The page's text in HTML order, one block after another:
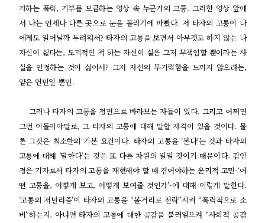
가하는 폭력, 기부를 모금하는 영상 속 누군가의 고통. 그러한 영상 앞에
서 나는 언제나 다른 곳으로 눈을 돌리기에 바빴다. 저 타자의 고통이 나
에게도 일어날까 두려워서? 타자의 고통을 보면서 아무것도 하지 않는 나
자신이 싫다는, 도덕적인 척 하는 자신이 실은 그저 무책임할 뿐이라는 사
실을 인정하는 것이 싫어서? 그저 자신의 무기력함을 느끼지 않으려는,
얕은 연민일 뿐인.
그러나 타자의 고통을 정면으로 바라보는 자들이 있다. 그리고 어쩌면
그런 이들이야말로, 그 타자의 고통에 대해 말할 자격이 있을 것이다. 물
론 그것은 최소한의 기본 요건이다. 타자의 고통을 ‘본다’는 것과 타자의
고통에 대해 ‘말한다’는 것은 또 다른 차원의 일일 것이기 때문이다. 김인
정은 기자로서 타자의 고통을 재현해야 할 때 겪어야하는 윤리적 고민-‘어
떤 고통을, 어떻게 보고, 어떻게 보여줄 것인가’-에 대해 이렇게 말한다.
‘고통의 저널리즘’이 타자의 고통을 “볼거리로 전락”시켜 “폭력적으로 소
비”하는지, 아니면 타자의 고통에 대한 공감을 불러일으켜 “사회적 공감